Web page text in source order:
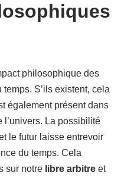
philosophique des
S’ils existent, cela
également présent dans
l’univers. La possibilité
le futur laisse entrevoir
du temps. Cela
sur notre libre arbitre et